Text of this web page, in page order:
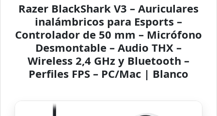
Razer BlackShark V3 – Auriculares
inalámbricos para Esports –
Controlador de 50 mm – Micrófono
Desmontable – Audio THX –
Wireless 2,4 GHz y Bluetooth –
Perfiles FPS – PC/Mac | Blanco